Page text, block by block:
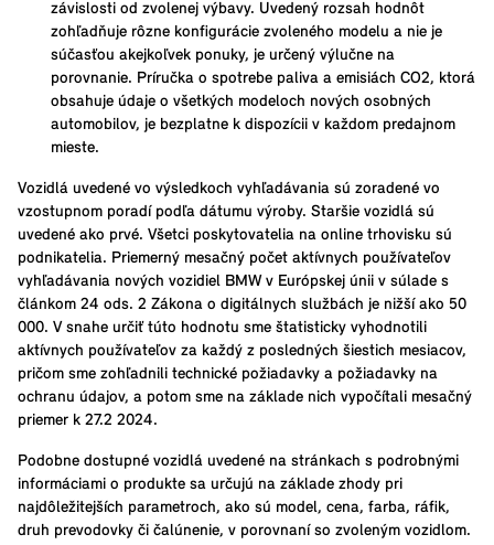
závislosti od zvolenej výbavy. Uvedený rozsah hodnôt
zohľadňuje rôzne konfigurácie zvoleného modelu a nie je
súčasťou akejkoľvek ponuky, je určený výlučne na
porovnanie. Príručka o spotrebe paliva a emisiách CO2, ktorá
obsahuje údaje o všetkých modeloch nových osobných
automobilov, je bezplatne k dispozícii v každom predajnom
mieste.
Vozidlá uvedené vo výsledkoch vyhľadávania sú zoradené vo
vzostupnom poradí podľa dátumu výroby. Staršie vozidlá sú
uvedené ako prvé. Všetci poskytovatelia na online trhovisku sú
podnikatelia. Priemerný mesačný počet aktívnych používateľov
vyhľadávania nových vozidiel BMW v Európskej únii v súlade s
článkom 24 ods. 2 Zákona o digitálnych službách je nižší ako 50
000. V snahe určiť túto hodnotu sme štatisticky vyhodnotili
aktívnych používateľov za každý z posledných šiestich mesiacov,
pričom sme zohľadnili technické požiadavky a požiadavky na
ochranu údajov, a potom sme na základe nich vypočítali mesačný
priemer k 27.2 2024.
Podobne dostupné vozidlá uvedené na stránkach s podrobnými
informáciami o produkte sa určujú na základe zhody pri
najdôležitejších parametroch, ako sú model, cena, farba, ráfik,
druh prevodovky či čalúnenie, v porovnaní so zvoleným vozidlom.